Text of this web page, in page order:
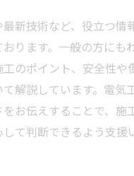
新技術など、役立つ情
ります。一般の方にも
のポイント、安全性や
解説しています。電気
お伝えすることで、施
て判断できるよう支援